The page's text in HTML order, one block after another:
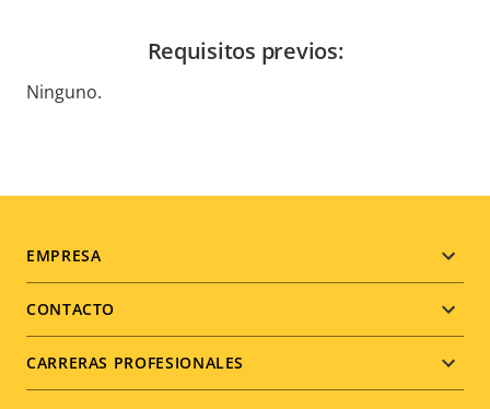
Requisitos previos:
Ninguno.
Footer
menu
EMPRESA
CONTACTO
CARRERAS PROFESIONALES